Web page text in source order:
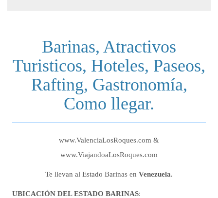
Barinas, Atractivos
Turisticos, Hoteles, Paseos,
Rafting, Gastronomía,
Como llegar.
www.ValenciaLosRoques.com &
www.ViajandoaLosRoques.com
Te llevan al Estado Barinas en Venezuela.
UBICACIÓN DEL ESTADO BARINAS: